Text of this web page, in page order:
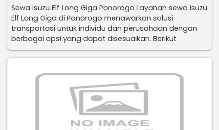
Sewa Isuzu Elf Long Giga Ponorogo Layanan sewa Isuzu
Elf Long Giga di Ponorogo menawarkan solusi
transportasi untuk individu dan perusahaan dengan
berbagai opsi yang dapat disesuaikan. Berikut